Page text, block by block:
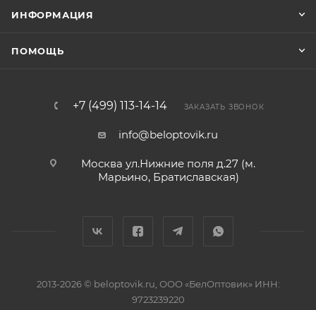
ИНФОРМАЦИЯ
ПОМОЩЬ
+7 (499) 113-14-14 ЗАКАЗАТЬ ЗВОНОК
info@beloptovik.ru
Москва ул.Нижние поля д.27 (м.
Марьино, Братиславская)
2013-2026 © beloptovik.ru, ООО «БелОптовик» ИНН:
9723239220